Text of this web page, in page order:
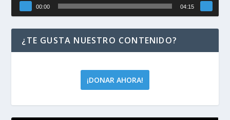
00:00 04:15
¿TE GUSTA NUESTRO CONTENIDO?
¡DONAR AHORA!